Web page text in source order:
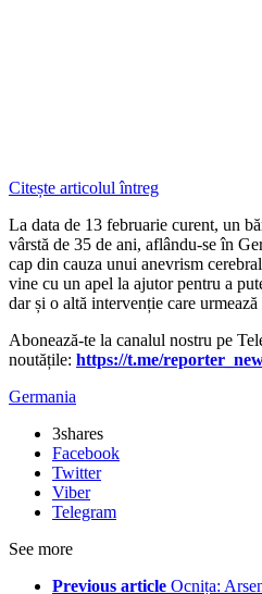
Citește articolul întreg
La data de 13 februarie curent, un
vârstă de 35 de ani, aflându-se în
cap din cauza unui anevrism
vine cu un apel la ajutor pentru a
dar și o altă intervenție care urmează
Abonează-te la canalul nostru pe
noutățile: https://t.me/
Germania
3shares
Facebook
Twitter
Viber
Telegram
See more
Previous article Ocnița: